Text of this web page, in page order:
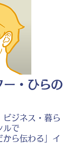
ー・ひらの
ビジネス・暮ら
ルで
から伝わる」イ